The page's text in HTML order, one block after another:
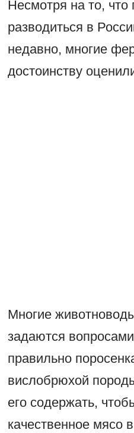
Несмотря на то, что
разводиться в
недавно, многие
достоинству
Многие
задаются
правильно
вислобрюхой
его содержать,
качественное мясо